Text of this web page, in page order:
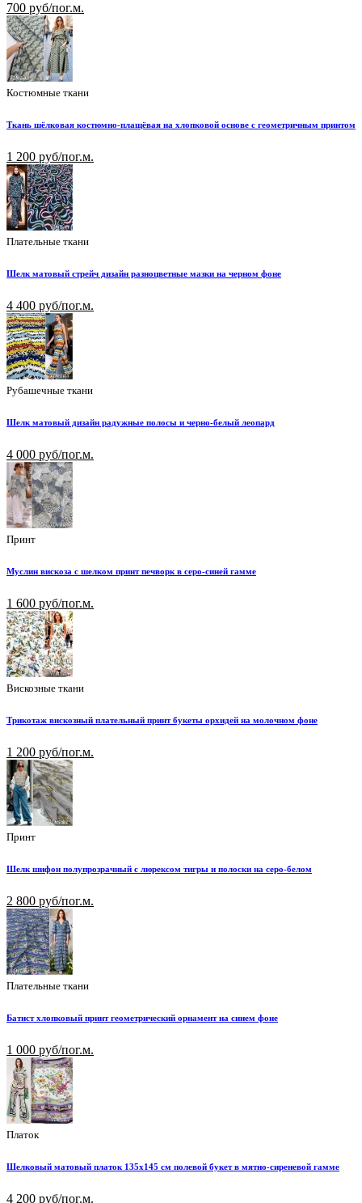
700 руб/пог.м.
Костюмные ткани
Ткань шёлковая костюмно-плащёвая на хлопковой основе с геометричным принтом
1 200 руб/пог.м.
Плательные ткани
Шелк матовый стрейч дизайн разноцветные мазки на черном фоне
4 400 руб/пог.м.
Рубашечные ткани
Шелк матовый дизайн радужные полосы и черно-белый леопард
4 000 руб/пог.м.
Принт
Муслин вискоза с шелком принт печворк в серо-синей гамме
1 600 руб/пог.м.
Вискозные ткани
Трикотаж вискозный плательный принт букеты орхидей на молочном фоне
1 200 руб/пог.м.
Принт
Шелк шифон полупрозрачный с люрексом тигры и полоски на серо-белом
2 800 руб/пог.м.
Плательные ткани
Батист хлопковый принт геометрический орнамент на синем фоне
1 000 руб/пог.м.
Платок
Шелковый матовый платок 135х145 см полевой букет в мятно-сиреневой гамме
4 200 руб/пог.м.